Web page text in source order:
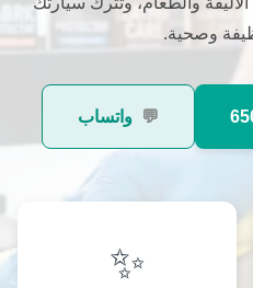
وصحية.
💬 واتساب
✨